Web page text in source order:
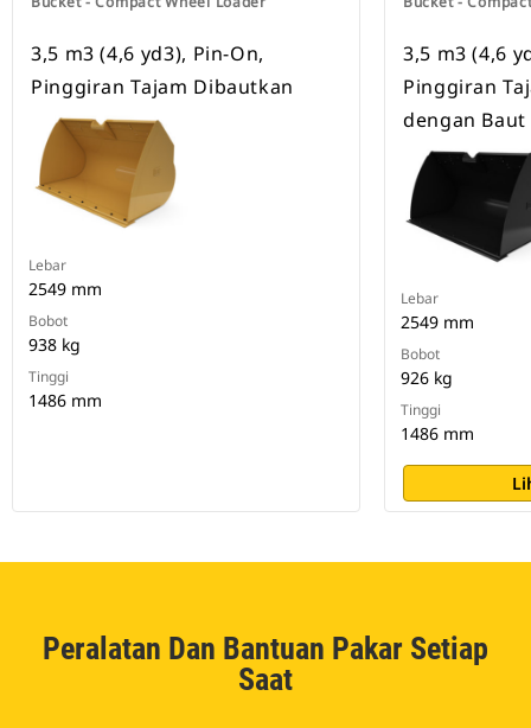
3,5 m3 (4,6 yd3), Pin-On,
Pinggiran Tajam Dibautkan
Lebar
2549 mm
Bobot
938 kg
Tinggi
1486 mm
3,5 m3 (4,6
Pinggiran
dengan Baut
Lebar
2549 mm
Bobot
926 kg
Tinggi
1486 mm
Peralatan Dan Bantuan Pakar Setiap
Saat